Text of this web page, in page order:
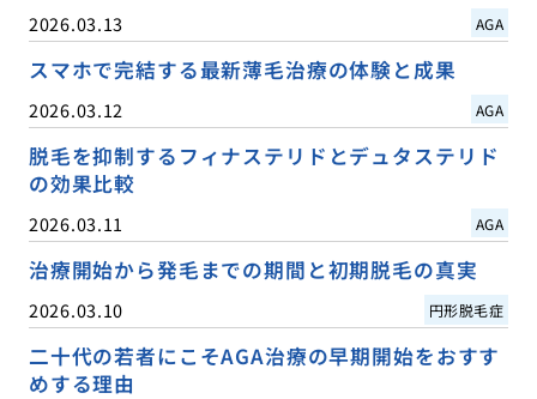
2026.03.13 AGA
スマホで完結する最新薄毛治療の体験と成果
2026.03.12 AGA
脱毛を抑制するフィナステリドとデュタステリド
の効果比較
2026.03.11 AGA
治療開始から発毛までの期間と初期脱毛の真実
2026.03.10 円形脱毛症
二十代の若者にこそAGA治療の早期開始をおすす
めする理由